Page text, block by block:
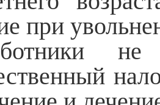
при
не